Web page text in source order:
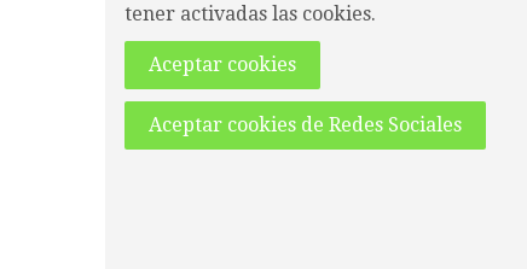
tener activadas las cookies.
Aceptar cookies
Aceptar cookies de Redes Sociales